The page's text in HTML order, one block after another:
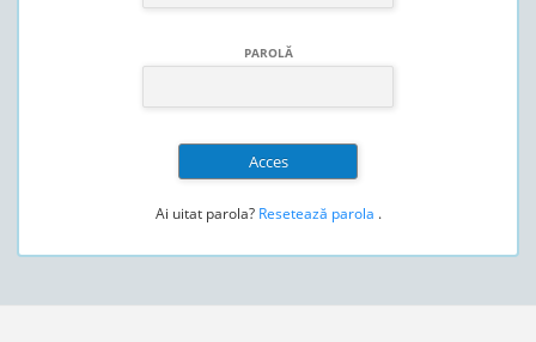
PAROLĂ
Ai uitat parola? Resetează parola .